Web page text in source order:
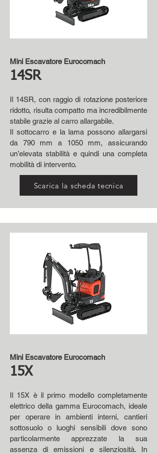
Mini Escavatore Eurocomach
14SR
Il 14SR, con raggio di rotazione posteriore
ridotto, risulta compatto ma incredibilmente
stabile grazie al carro allargabile.
Il sottocarro e la lama possono allargarsi
da 790 mm a 1050 mm, assicurando
un’elevata stabilità e quindi una completa
mobilità di intervento.
Scarica la scheda tecnica
Mini Escavatore Eurocomach
15X
Il 15X è il primo modello completamente
elettrico della gamma Eurocomach, ideale
per operare in ambienti interni, cantieri
sottosuolo o luoghi sensibili dove sono
particolarmente apprezzate la sua
assenza di emissioni e silenziosità. In